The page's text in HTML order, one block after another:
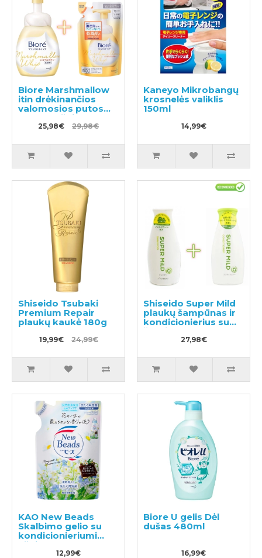
Biore Marshmallow
itin drėkinančios
valomosios putos
150ml + užpildas
130ml25,98€ 29,98€
Kaneyo Mikrobangų
krosnelės valiklis
150ml
14,99€
Shiseido Tsubaki
Premium Repair
plaukų kaukė 180g
19,99€ 24,99€
Shiseido Super Mild
plaukų šampūnas ir
kondicionierius su
žolelių aromatu
27,98€
KAO New Beads
Skalbimo gelio su
kondicionieriumi
užpildas 650g
12,99€
Biore U gelis Dėl
dušas 480ml
16,99€